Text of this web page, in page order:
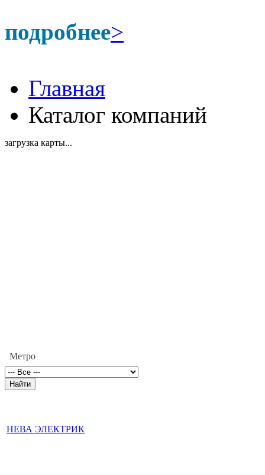
подробнее>
Главная
Каталог компаний
загрузка карты...
Метро
НЕВА ЭЛЕКТРИК